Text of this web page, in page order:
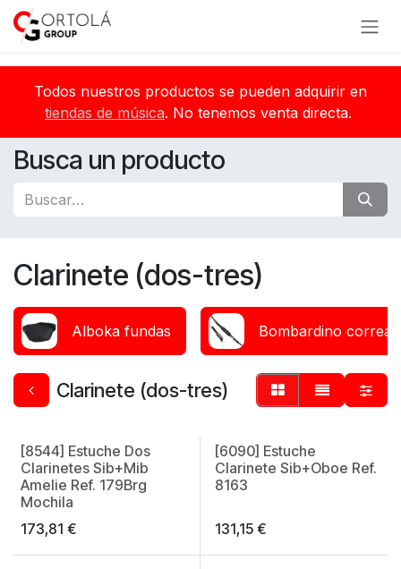
Ir al contenido
Todos nuestros productos se pueden adquirir en
tiendas de música. No tenemos venta directa.
Busca un producto
Clarinete (dos-tres)
Alboka fundas Bombardino
Clarinete (dos-tres)
Made in Spain
[8544] Estuche Dos
Clarinetes Sib+Mib
Amelie Ref. 179Brg
Mochila
173,81 €
[6090] Estuche
Clarinete Sib+Oboe Ref.
8163
131,15€